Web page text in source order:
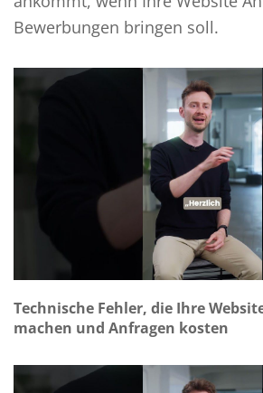
Bewerbungen bringen soll.
Technische Fehler, die Ihre
machen und Anfragen kosten